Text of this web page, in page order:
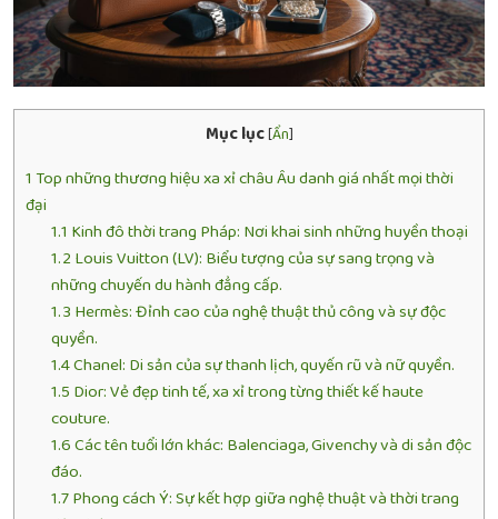
Mục lục[Ẩn]
1 Top những thương hiệu xa xỉ châu Âu danh giá nhất mọi thời
đại
1.1 Kinh đô thời trang Pháp: Nơi khai sinh những huyền thoại
1.2 Louis Vuitton (LV): Biểu tượng của sự sang trọng và
những chuyến du hành đẳng cấp.
1.3 Hermès: Đỉnh cao của nghệ thuật thủ công và sự độc
quyền.
1.4Chanel: Di sản của sự thanh lịch, quyến rũ và nữ quyền.
1.5 Dior: Vẻ đẹp tinh tế, xa xỉ trong từng thiết kế haute
couture.
1.6Các tên tuổi lớn khác: Balenciaga, Givenchy và di sản độc
đáo.
1.7Phong cách Ý: Sự kết hợp giữa nghệ thuật và thời trang